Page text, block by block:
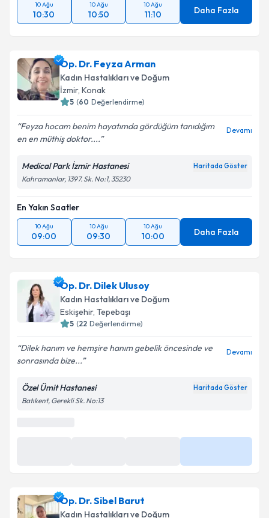
10 Ağu
10:30
10 Ağu
10:50
10 Ağu
11:10 Daha Fazla
Op. Dr. Feyza Arman
Kadın Hastalıkları ve Doğum
İzmir, Konak
5 (60 Değerlendirme)
Feyza hocam benim hayatımda gördüğüm tanıdığım
en en müthiş doktor....
Devamı
Medical Park İzmir Hastanesi Haritada Göster
Kahramanlar, 1397. Sk. No:1, 35230
En Yakın Saatler
10 Ağu
09:00
10 Ağu
09:30
10 Ağu
10:00 Daha Fazla
Op. Dr. Dilek Ulusoy
Kadın Hastalıkları ve Doğum
Eskişehir, Tepebaşı
5 (22 Değerlendirme)
Dilek hanım ve hemşire hanım gebelik öncesinde ve
sonrasında bize...
Devamı
Özel Ümit Hastanesi Haritada Göster
Batıkent, Gerekli Sk. No:13
Op. Dr. Sibel Barut
Kadın Hastalıkları ve Doğum